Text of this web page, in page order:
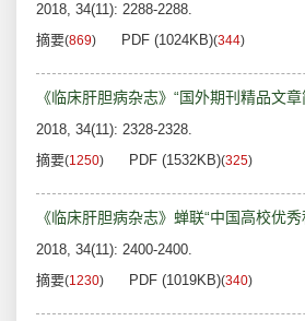
2018, 34(11): 2288-2288.
摘要(869) PDF (1024KB)(344)
《临床肝胆病杂志》“国外期刊精品文
2018, 34(11): 2328-2328.
摘要(1250) PDF (1532KB)(325)
《临床肝胆病杂志》蝉联“中国高校优
2018, 34(11): 2400-2400.
摘要(1230) PDF (1019KB)(340)